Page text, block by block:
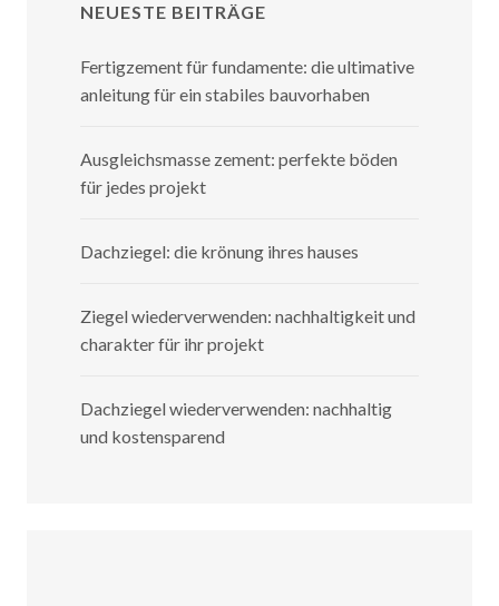
NEUESTE BEITRÄGE
Fertigzement für fundamente: die ultimative
anleitung für ein stabiles bauvorhaben
Ausgleichsmasse zement: perfekte böden
für jedes projekt
Dachziegel: die krönung ihres hauses
Ziegel wiederverwenden: nachhaltigkeit und
charakter für ihr projekt
Dachziegel wiederverwenden: nachhaltig
und kostensparend